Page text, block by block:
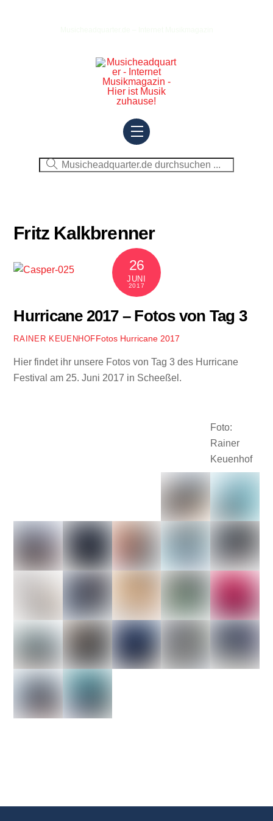
Menu
Fritz Kalkbrenner
26
JUNI
2017
Hurricane 2017 – Fotos von Tag 3
RAINER KEUENHOFFotos Hurricane 2017
Hier findet ihr unsere Fotos von Tag 3 des Hurricane
Festival am 25. Juni 2017 in Scheeßel.
Foto:
Rainer
Keuenhof